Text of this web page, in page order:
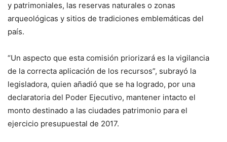
y patrimoniales, las reservas naturales o zonas
arqueológicas y sitios de tradiciones emblemáticas del
país.
“Un aspecto que esta comisión priorizará es la vigilancia
de la correcta aplicación de los recursos”, subrayó la
legisladora, quien añadió que se ha logrado, por una
declaratoria del Poder Ejecutivo, mantener intacto el
monto destinado a las ciudades patrimonio para el
ejercicio presupuestal de 2017.